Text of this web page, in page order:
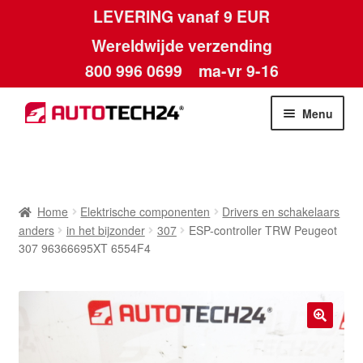
LEVERING vanaf 9 EUR
Wereldwijde verzending
800 996 0699 ma-vr 9-16
Ga
door
Ga
naar
Menu
Algemene voorwaarden
Betalingen
Home Elektrische componenten
Drivers en schakelaars
anders
in het bijzonder 307
ESP-controller TRW Peugeot
307 96366695XT 6554F4